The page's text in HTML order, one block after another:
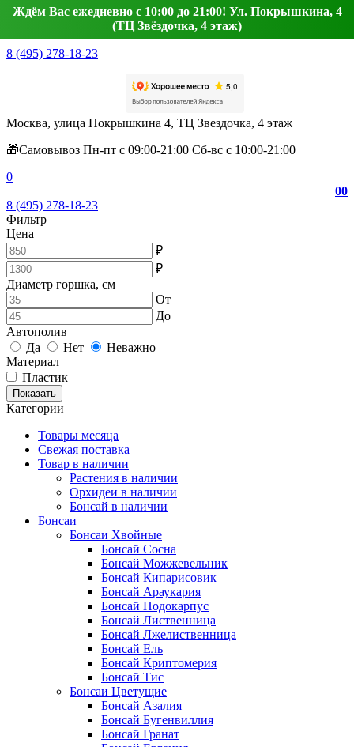
Ждём Вас ежедневно с 10:00 до 21:00! Ул. Покрышкина, 4
(ТЦ Звёздочка, 4 этаж)
8 (495) 278-18-23
Москва, улица Покрышкина 4, ТЦ Звездочка, 4 этаж
🎁Самовывоз Пн-пт с 09:00-21:00 Сб-вс с 10:00-21:00
0
00
8 (495) 278-18-23
Фильтр
Цена
₽
₽
Диаметр горшка, см
От
До
Автополив
Да
Нет
Неважно
Материал
Пластик
Показать
Категории
Товары месяца
Свежая поставка
Товар в наличии
Растения в наличии
Орхидеи в наличии
Бонсай в наличии
Бонсаи
Бонсаи Хвойные
Бонсай Сосна
Бонсай Можжевельник
Бонсай Кипарисовик
Бонсай Араукария
Бонсай Подокарпус
Бонсай Лиственница
Бонсай Лжелиственница
Бонсай Ель
Бонсай Криптомерия
Бонсай Тис
Бонсаи Цветущие
Бонсай Азалия
Бонсай Бугенвиллия
Бонсай Гранат